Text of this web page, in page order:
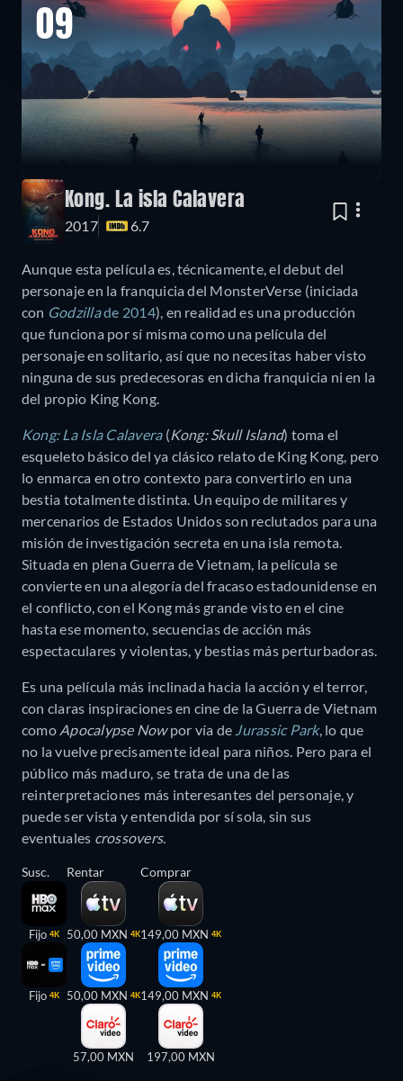
09
Kong. La isla Calavera
2017 6.7
Aunque esta película es, técnicamente, el debut del
personaje en la franquicia del MonsterVerse (iniciada
con Godzillade 2014), en realidad es una producción
que funciona por sí misma como una película del
personaje en solitario, así que no necesitas haber visto
ninguna de sus predecesoras en dicha franquicia ni en la
del propio King Kong.
Kong: La Isla Calavera(Kong: Skull Island) toma el
esqueleto básico del ya clásico relato de King Kong, pero
lo enmarca en otro contexto para convertirlo en una
bestia totalmente distinta. Un equipo de militares y
mercenarios de Estados Unidos son reclutados para una
misión de investigación secreta en una isla remota.
Situada en plena Guerra de Vietnam, la película se
convierte en una alegoría del fracaso estadounidense en
el conflicto, con el Kong más grande visto en el cine
hasta ese momento, secuencias de acción más
espectaculares y violentas, y bestias más perturbadoras.
Es una película más inclinada hacia la acción y el terror,
con claras inspiraciones en cine de la Guerra de Vietnam
como Apocalypse Nowpor vía de Jurassic Park, lo que
no la vuelve precisamente ideal para niños. Pero para el
público más maduro, se trata de una de las
reinterpretaciones más interesantes del personaje, y
puede ser vista y entendida por sí sola, sin sus
eventuales crossovers.
Susc.
Fijo 4K
Fijo 4K
Rentar
50,00 MXN 4K
50,00 MXN 4K
57,00 MXN
Comprar
149,00 MXN 4K
149,00 MXN 4K
197,00 MXN